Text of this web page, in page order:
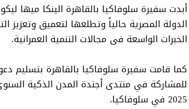
أبدت سفيرة سلوفاكيا بالقاهرة الينكا ميها
الدولة المصرية حالياً وتطلعها لتعميق وتعزيز
الخبرات الواسعة فى مجالات التنمية العمرانية.
كما قامت سفيرة سلوفاكيا بالقاهرة بتسليم
2025 في سلوفاكيا.